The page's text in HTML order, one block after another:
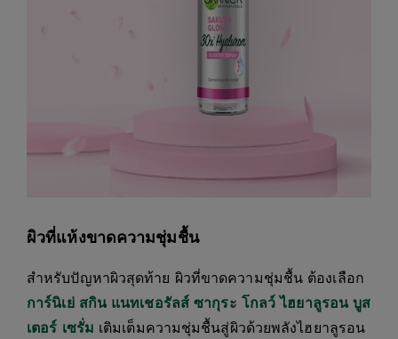
ผิวที่แห้งขาดความชุ่มชื้น
สำหรับปัญหาผิวสุดท้าย ผิวที่ขาดความชุ่มชื้น ต้องเลือก
การ์นิเย่ สกิน แนทเชอรัลส์ ซากุระ โกลว์ ไฮยาลูรอน บูส
เตอร์ เซรั่ม เติมเต็มความชุ่มชื้นสู่ผิวด้วยพลังไฮยาลูรอน